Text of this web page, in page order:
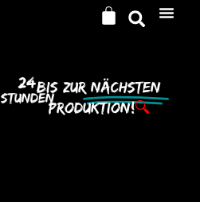
23
Stunden
Bis ZurNächsten
Produktion!🔍